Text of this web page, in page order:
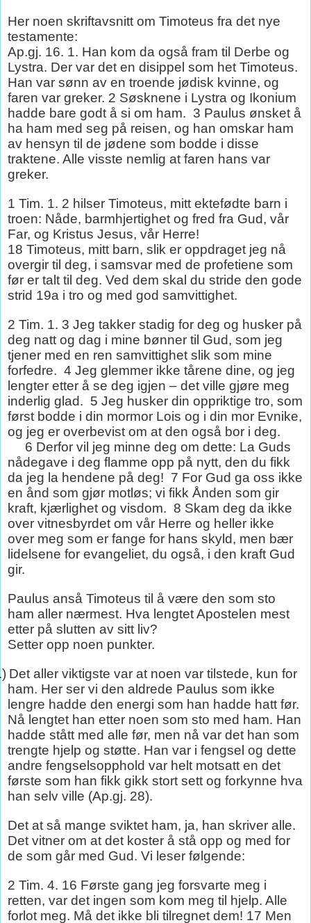
Her noen skriftavsnitt om Timoteus fra det nye
testamente:
Ap.gj. 16. 1. Han kom da også fram til Derbe og
Lystra. Der var det en disippel som het Timoteus.
Han var sønn av en troende jødisk kvinne, og
faren var greker. 2 Søsknene i Lystra og Ikonium
hadde bare godt å si om ham. 3 Paulus ønsket å
ha ham med seg på reisen, og han omskar ham
av hensyn til de jødene som bodde i disse
traktene. Alle visste nemlig at faren hans var
greker.
1 Tim. 1. 2 hilser Timoteus, mitt ektefødte barn i
troen: Nåde, barmhjertighet og fred fra Gud, vår
Far, og Kristus Jesus, vår Herre!
18 Timoteus, mitt barn, slik er oppdraget jeg nå
overgir til deg, i samsvar med de profetiene som
før er talt til deg. Ved dem skal du stride den gode
strid 19a i tro og med god samvittighet.
2 Tim. 1. 3 Jeg takker stadig for deg og husker på
deg natt og dag i mine bønner til Gud, som jeg
tjener med en ren samvittighet slik som mine
forfedre. 4 Jeg glemmer ikke tårene dine, og jeg
lengter etter å se deg igjen – det ville gjøre meg
inderlig glad. 5 Jeg husker din oppriktige tro, som
først bodde i din mormor Lois og i din mor Evnike,
og jeg er overbevist om at den også bor i deg.
6 Derfor vil jeg minne deg om dette: La Guds
nådegave i deg flamme opp på nytt, den du fikk
da jeg la hendene på deg! 7 For Gud ga oss ikke
en ånd som gjør motløs; vi fikk Ånden som gir
kraft, kjærlighet og visdom. 8 Skam deg da ikke
over vitnesbyrdet om vår Herre og heller ikke
over meg som er fange for hans skyld, men bær
lidelsene for evangeliet, du også, i den kraft Gud
gir.
Paulus anså Timoteus til å være den som sto
ham aller nærmest. Hva lengtet Apostelen mest
etter på slutten av sitt liv?
Setter opp noen punkter.
Det aller viktigste var at noen var tilstede, kun for
ham. Her ser vi den aldrede Paulus som ikke
lengre hadde den energi som han hadde hatt før.
Nå lengtet han etter noen som sto med ham. Han
hadde stått med alle før, men nå var det han som
trengte hjelp og støtte. Han var i fengsel og dette
andre fengselsopphold var helt motsatt en det
første som han fikk gikk stort sett og forkynne hva
han selv ville (Ap.gj. 28).
Det at så mange sviktet ham, ja, han skriver alle.
Det vitner om at det koster å stå opp og med for
de som går med Gud. Vi leser følgende:
2 Tim. 4. 16 Første gang jeg forsvarte meg i
retten, var det ingen som kom meg til hjelp. Alle
forlot meg. Må det ikke bli tilregnet dem! 17 Men